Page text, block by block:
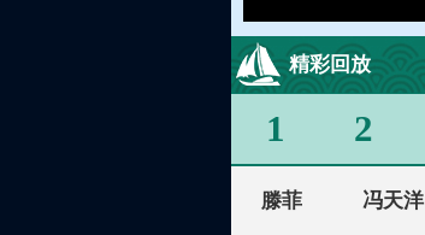
精彩回放
1 2
滕菲 冯天洋